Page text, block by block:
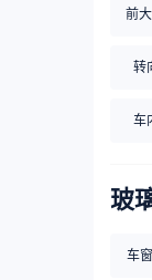
前
转
车
玻
车